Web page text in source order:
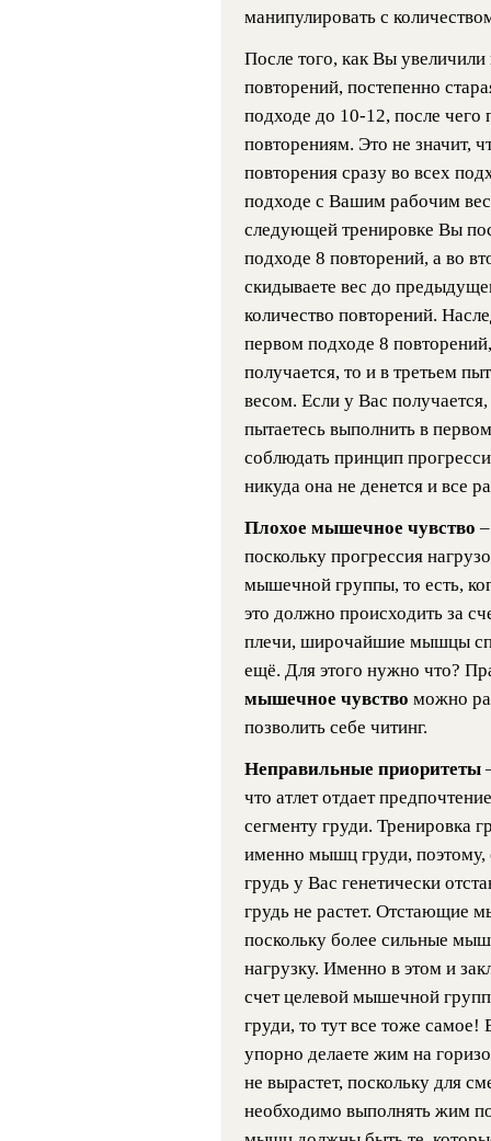
манипулировать с
После того, как Вы
повторений, постепенно
подходе до 10-12, после чего
повторениям. Это не значит,
повторения сразу во всех
подходе с Вашим рабочим
следующей тренировке Вы
подходе 8 повторений, а во
скидываете вес до
количество повторений.
первом подходе 8
получается, то и в третьем
весом. Если у Вас
пытаетесь выполнить в
соблюдать принцип
никуда она не денется и все
Плохое мышечное чувство
поскольку прогрессия
мышечной группы, то есть,
это должно происходить за
плечи, широчайшие мышцы
ещё. Для этого нужно что?
мышечное чувство можно
позволить себе читинг.
Неправильные приоритеты
что атлет отдает
сегменту груди. Тренировка
именно мышц груди, поэтому,
грудь у Вас генетически
грудь не растет. Отстающие
поскольку более сильные
нагрузку. Именно в этом и
счет целевой мышечной
груди, то тут все тоже самое!
упорно делаете жим на
не вырастет, поскольку для
необходимо выполнять жим